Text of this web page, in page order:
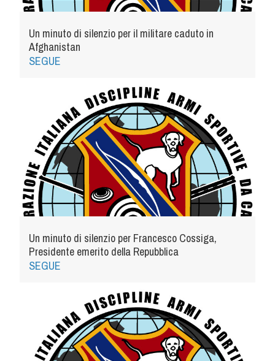
Un minuto di silenzio per il militare caduto in
Afghanistan
SEGUE
Un minuto di silenzio per Francesco Cossiga,
Presidente emerito della Repubblica
SEGUE